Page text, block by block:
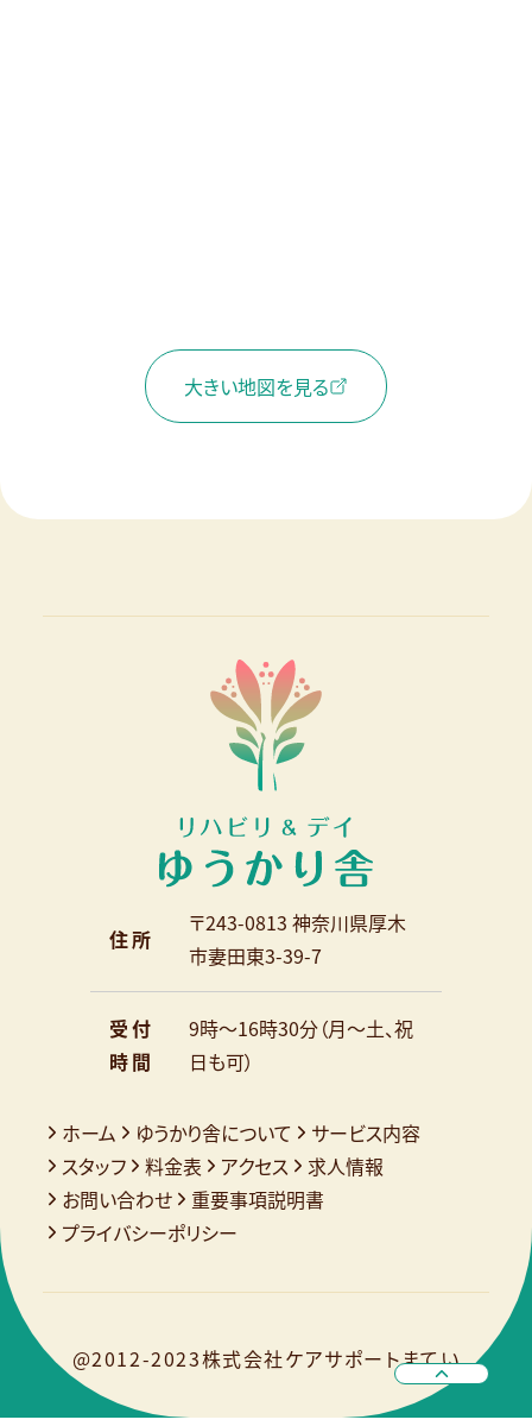
大きい地図を見る
住所
〒243-0813 神奈川県厚木
市妻田東3-39-7
受付
時間
9時～16時30分（月～土、祝
日も可）
ホーム ゆうかり舎について
サービス内容
スタッフ
料金表 アクセス
求人情報
お問い合わせ
重要事項説明書
プライバシーポリシー
@2012-2023株式会社ケアサポートまてい